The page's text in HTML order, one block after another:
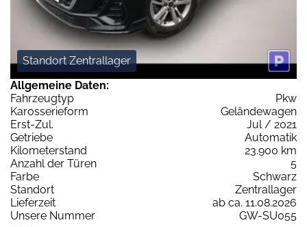
Standort Zentrallager
Allgemeine Daten:
Fahrzeugtyp
Pkw
Karosserieform
Geländewagen
Erst-Zul.
Jul / 2021
Getriebe
Automatik
Kilometerstand
23.900 km
Anzahl der Türen
5
Farbe
Schwarz
Standort
Zentrallager
Lieferzeit
ab ca. 11.08.2026
Unsere Nummer
GW-SU055